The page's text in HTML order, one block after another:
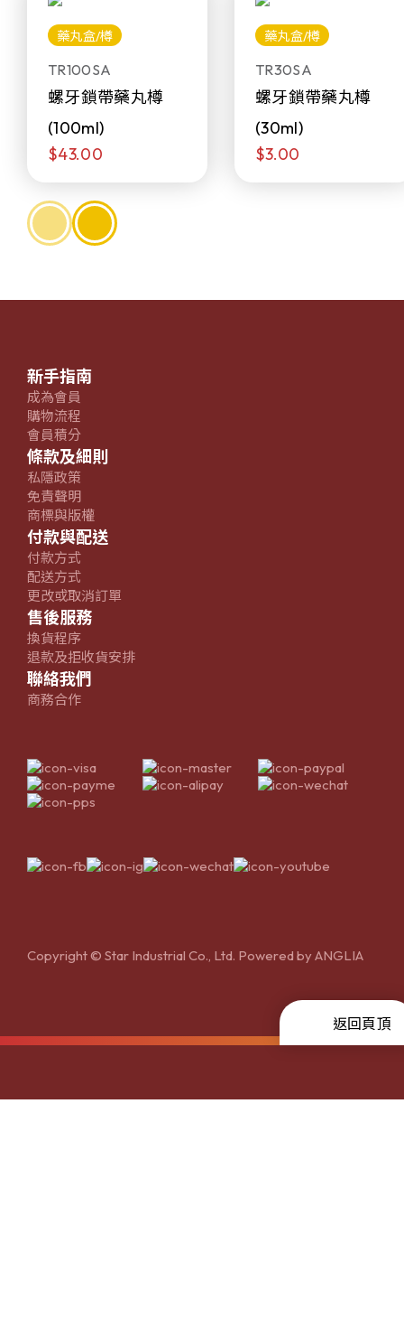
藥丸盒/樽
TR100SA
螺牙鎖帶藥丸樽
(100ml)
$43.00
藥丸盒/樽
TR30SA
螺牙鎖帶藥丸樽
(30ml)
$3.00
新手指南
成為會員
購物流程
會員積分
條款及細則
私隱政策
免責聲明
商標與版權
付款與配送
付款方式
配送方式
更改或取消訂單
售後服務
換貨程序
退款及拒收貨安排
聯絡我們
商務合作
Copyright © Star Industrial Co., Ltd. Powered byANGLIA
返回頁頂